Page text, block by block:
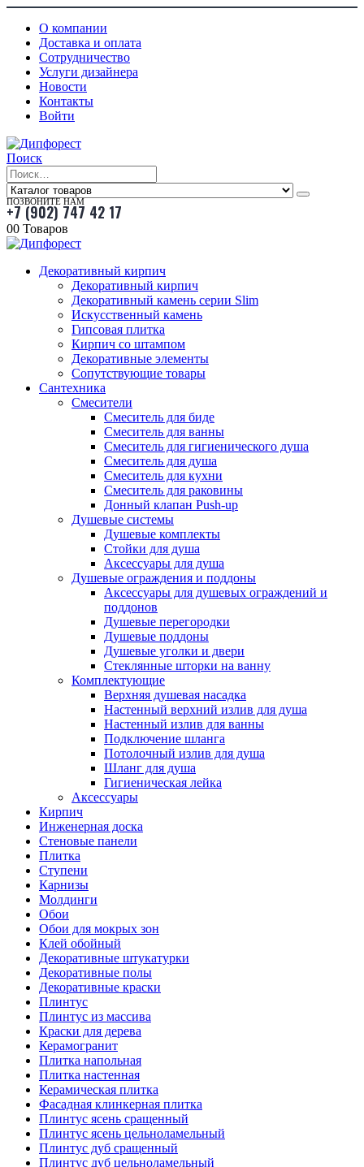
О компании
Доставка и оплата
Сотрудничество
Услуги дизайнера
Новости
Контакты
Войти
Поиск
ПОЗВОНИТЕ НАМ
+7 (902) 747 42 17
00 Товаров
Декоративный кирпич
Декоративный кирпич
Декоративный камень серии Slim
Искусственный камень
Гипсовая плитка
Кирпич со штампом
Декоративные элементы
Сопутствующие товары
Сантехника
Смесители
Смеситель для биде
Смеситель для ванны
Смеситель для гигиенического душа
Смеситель для душа
Смеситель для кухни
Смеситель для раковины
Донный клапан Push-up
Душевые системы
Душевые комплекты
Стойки для душа
Аксессуары для душа
Душевые ограждения и поддоны
Аксессуары для душевых ограждений и
поддонов
Душевые перегородки
Душевые поддоны
Душевые уголки и двери
Стеклянные шторки на ванну
Комплектующие
Верхняя душевая насадка
Настенный верхний излив для душа
Настенный излив для ванны
Подключение шланга
Потолочный излив для душа
Шланг для душа
Гигиеническая лейка
Аксессуары
Кирпич
Инженерная доска
Стеновые панели
Плитка
Ступени
Карнизы
Молдинги
Обои
Обои для мокрых зон
Клей обойный
Декоративные штукатурки
Декоративные полы
Декоративные краски
Плинтус
Плинтус из массива
Краски для дерева
Керамогранит
Плитка напольная
Плитка настенная
Керамическая плитка
Фасадная клинкерная плитка
Плинтус ясень сращенный
Плинтус ясень цельноламельный
Плинтус дуб сращенный
Плинтус дуб цельноламельный